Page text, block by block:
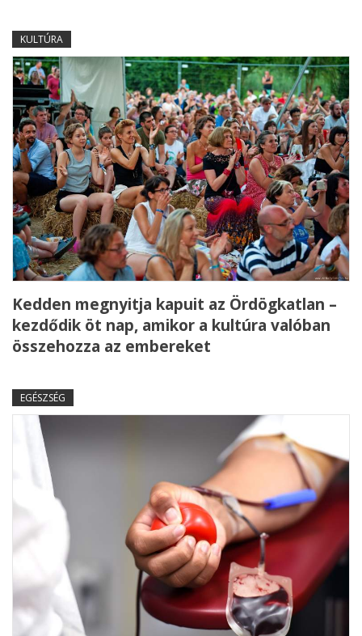
KULTÚRA
Kedden megnyitja kapuit az Ördögkatlan –
kezdődik öt nap, amikor a kultúra valóban
összehozza az embereket
EGÉSZSÉG